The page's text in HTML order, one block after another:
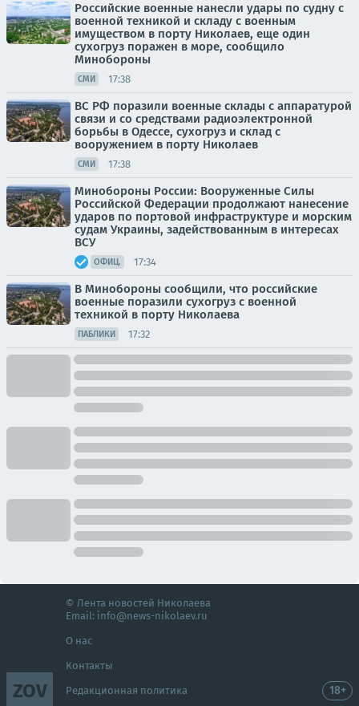
Российские военные нанесли удары по судну с
военной техникой и складу с военным
имуществом в порту Николаев, еще один
сухогруз поражен в море, сообщило
Минобороны
СМИ 17:38
ВС РФ поразили военные склады с аппаратурой
связи и со средствами радиоэлектронной
борьбы в Одессе, сухогруз и склад с
вооружением в порту Николаев
СМИ 17:38
Минобороны России: Вооруженные Силы
Российской Федерации продолжают нанесение
ударов по портовой инфраструктуре и морским
судам Украины, задействованным в интересах
ВСУ
ОФИЦ. 17:34
В Минобороны сообщили, что российские
военные поразили сухогруз с военной
техникой в порту Николаева
ПАБЛИКИ 17:32
ZOV
© Лента новостей Николаева
Email: info@news-nikolaev.ru
О нас
Контакты
Редакционная политика 18+